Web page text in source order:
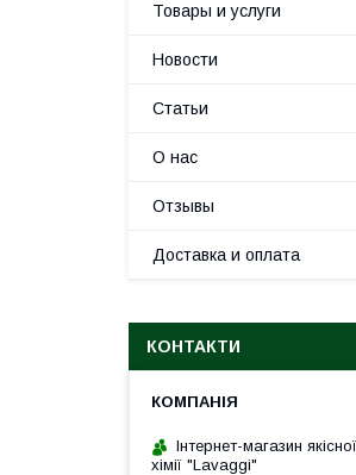
Товары и услуги
Новости
Статьи
О нас
Отзывы
Доставка и оплата
КОНТАКТИ
Інтернет-магазин
хімії "Lavaggi"